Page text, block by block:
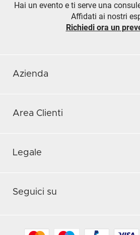
Hai un evento e ti serve una
Affidati ai nostri
Richiedi ora un
Azienda
Area Clienti
Legale
Seguici su